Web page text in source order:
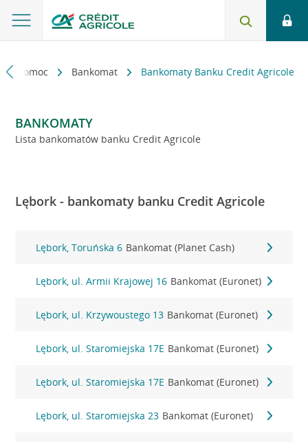
i pomoc Bankomat Bankomaty Banku Credit Agricole
BANKOMATY
Lista bankomatów banku Credit Agricole
Lębork - bankomaty banku Credit Agricole
Lębork, Toruńska 6 Bankomat (Planet Cash)
Lębork, ul. Armii Krajowej 16 Bankomat (Euronet)
Lębork, ul. Krzywoustego 13 Bankomat (Euronet)
Lębork, ul. Staromiejska 17E Bankomat (Euronet)
Lębork, ul. Staromiejska 17E Bankomat (Euronet)
Lębork, ul. Staromiejska 23 Bankomat (Euronet)